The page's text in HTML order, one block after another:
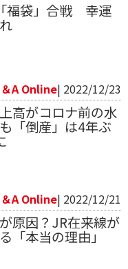
福袋」合戦 幸運
A Online| 2022/12/23
高がコロナ前の水
「倒産」は4年ぶ
A Online| 2022/12/21
原因？JR在来線が
「本当の理由」